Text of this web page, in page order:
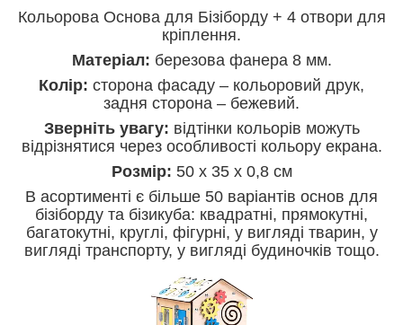
Кольорова Основа для Бізіборду + 4 отвори для
кріплення.
Матеріал: березова фанера 8 мм.
Колір: сторона фасаду – кольоровий друк,
задня сторона – бежевий.
Зверніть увагу: відтінки кольорів можуть
відрізнятися через особливості кольору екрана.
Розмір: 50 х 35 х 0,8 см
В асортименті є більше 50 варіантів основ для
бізіборду та бізикуба: квадратні, прямокутні,
багатокутні, круглі, фігурні, у вигляді тварин, у
вигляді транспорту, у вигляді будиночків тощо.